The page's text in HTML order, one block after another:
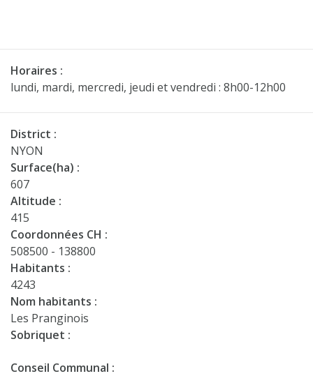
Horaires :
lundi, mardi, mercredi, jeudi et vendredi : 8h00-12h00
District :
NYON
Surface(ha) :
607
Altitude :
415
Coordonnées CH :
508500 - 138800
Habitants :
4243
Nom habitants :
Les Pranginois
Sobriquet :
Conseil Communal :